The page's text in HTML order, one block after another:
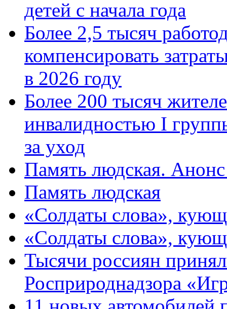
детей с начала года
Более 2,5 тысяч
компенсировать
в 2026 году
Более 200 тысяч
инвалидностью I
за уход
Память людская.
Память людская
«Солдаты слова»,
«Солдаты слова»,
Тысячи россиян
Росприроднадзора